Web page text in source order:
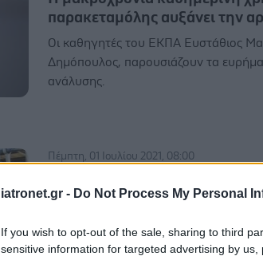
iatronet.gr - Do Not Process My Personal
If you wish to opt-out of the sale, sharing to third
sensitive information for targeted advertising by
παρακεταμόλης αυξάνει την
Οι καθηγητές του ΕΚΠΑ Ευστάθιος
Δημόπουλος, παρουσιάζουν τα
ανάλυσης.
Πέμπτη, 01 Ιουλίου 2021, 08:00
σε παραγωγικά ζώα - Τι
Πώς η αντοχή των βακτηρίων στα